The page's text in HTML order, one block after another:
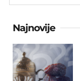
Najnovije